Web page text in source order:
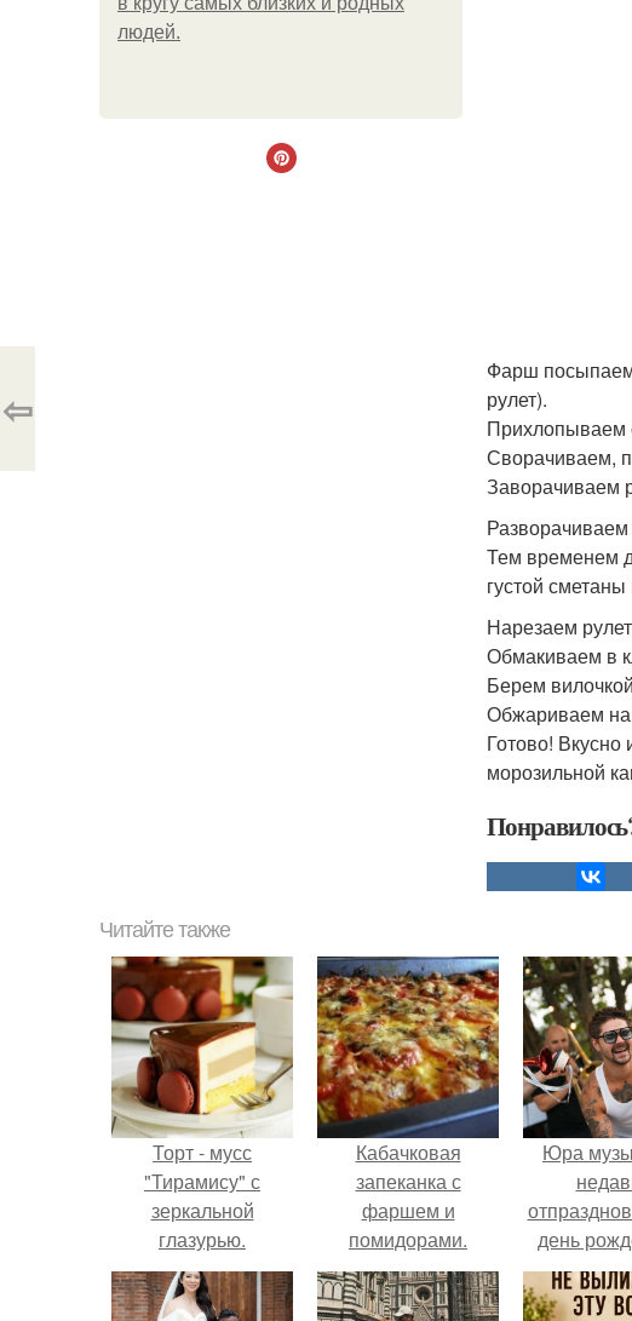
людей.
Фарш посыпаем
рулет).
Прихлопываем
Сворачиваем,
Заворачиваем
Тем временем
густой
Нарезаем
Обмакиваем в
Берем
Обжариваем на
Готово! Вкусно
морозильной
⇦
Читайте также
Торт - мусс
"Тирамису" с
зеркальной
глазурью.
Кабачковая
запеканка с
фаршем и
помидорами.
Юра
день
кругу
близких и